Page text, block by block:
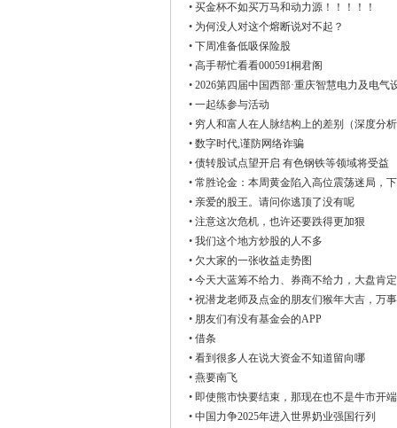
• 买金杯不如买万马和动力源！！！！！
• 为何没人对这个熔断说对不起？
• 下周准备低吸保险股
• 高手帮忙看看000591桐君阁
• 2026第四届中国西部·重庆智慧电力及电气
• 一起练参与活动
• 穷人和富人在人脉结构上的差别（深度分
• 数字时代,谨防网络诈骗
• 债转股试点望开启 有色钢铁等领域将受益
• 常胜论金：本周黄金陷入高位震荡迷局，
• 亲爱的股王。请问你逃顶了没有呢
• 注意这次危机，也许还要跌得更加狠
• 我们这个地方炒股的人不多
• 欠大家的一张收益走势图
• 今天大蓝筹不给力、券商不给力，大盘肯
• 祝潜龙老师及点金的朋友们猴年大吉，万
• 朋友们有没有基金会的APP
• 借条
• 看到很多人在说大资金不知道留向哪
• 燕要南飞
• 即使熊市快要结束，那现在也不是牛市开
• 中国力争2025年进入世界奶业强国行列